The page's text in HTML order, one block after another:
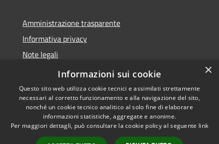
Amministrazione trasparente
Informativa privacy
Note legali
Dichiarazione di accessibilità
Accessibilità
Powered byMunicipium
Accesso redazione
×
Informazioni sui cookie
Questo sito web utilizza cookie tecnici e assimilati strettamente
necessari al corretto funzionamento e alla navigazione del sito,
nonché un cookie tecnico analitico al solo fine di elaborare
informazioni statistiche, aggregate e anonime.
Per maggiori dettagli, può consultare la cookie policy al seguente link